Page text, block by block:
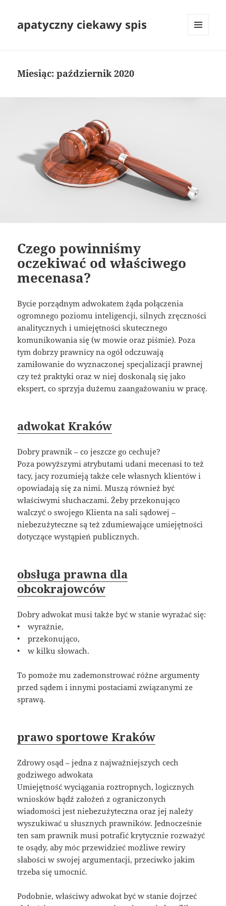
apatyczny ciekawy spis
Miesiąc:październik 2020
Czego powinniśmy
oczekiwać od właściwego
mecenasa?
Bycie porządnym adwokatem żąda połączenia
ogromnego poziomu inteligencji, silnych zręczności
analitycznych i umiejętności skutecznego
komunikowania się (w mowie oraz piśmie). Poza
tym dobrzy prawnicy na ogół odczuwają
zamiłowanie do wyznaczonej specjalizacji prawnej
czy też praktyki oraz w niej doskonalą się jako
ekspert, co sprzyja dużemu zaangażowaniu w pracę.
adwokat Kraków
Dobry prawnik – co jeszcze go cechuje?
Poza powyższymi atrybutami udani mecenasi to też
tacy, jacy rozumieją także cele własnych klientów i
opowiadają się za nimi. Muszą również być
właściwymi słuchaczami. Żeby przekonująco
walczyć o swojego Klienta na sali sądowej –
niebezużyteczne są też zdumiewające umiejętności
dotyczące wystąpień publicznych.
obsługa prawna dla
obcokrajowców
Dobry adwokat musi także być w stanie wyrażać się:
• wyraźnie,
• przekonująco,
• w kilku słowach.
To pomoże mu zademonstrować różne argumenty
przed sądem i innymi postaciami związanymi ze
sprawą.
prawo sportowe Kraków
Zdrowy osąd – jedna z najważniejszych cech
godziwego adwokata
Umiejętność wyciągania roztropnych, logicznych
wniosków bądź założeń z ograniczonych
wiadomości jest niebezużyteczna oraz jej należy
wyszukiwać u słusznych prawników. Jednocześnie
ten sam prawnik musi potrafić krytycznie rozważyć
te osądy, aby móc przewidzieć możliwe rewiry
słabości w swojej argumentacji, przeciwko jakim
trzeba się umocnić.
Podobnie, właściwy adwokat być w stanie dojrzeć